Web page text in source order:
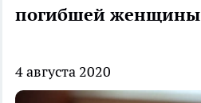
погибшей женщины
4 августа 2020